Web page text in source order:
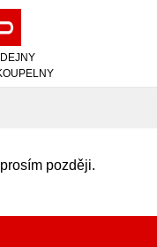
později.